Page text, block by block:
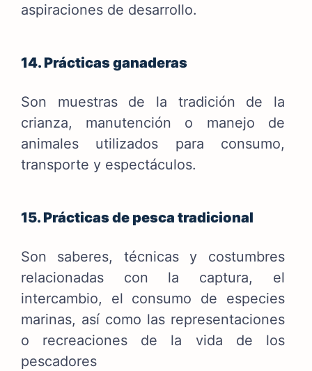
aspiraciones de desarrollo.
14. Prácticas ganaderas
Son muestras de la tradición de la
crianza, manutención o manejo de
animales utilizados para consumo,
transporte y espectáculos.
15. Prácticas de pesca tradicional
Son saberes, técnicas y costumbres
relacionadas con la captura, el
intercambio, el consumo de especies
marinas, así como las representaciones
o recreaciones de la vida de los
pescadores